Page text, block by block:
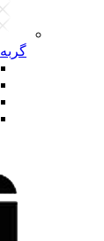
گربه